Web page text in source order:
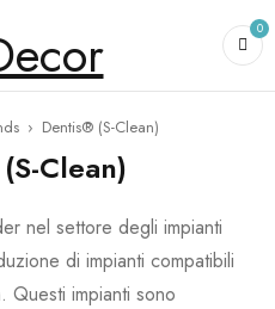
0
› Dentis® (S-Clean)
Clean)
nel settore degli impianti
di impianti compatibili
Questi impianti sono